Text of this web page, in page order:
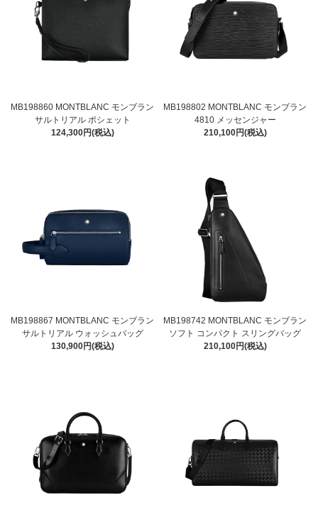
MB198860 MONTBLANC モンブラン
サルトリアル ポシェット
124,300円(税込)
MB198802 MONTBLANC モンブラン
4810 メッセンジャー
210,100円(税込)
MB198867 MONTBLANC モンブラン
サルトリアル ウォッシュバッグ
130,900円(税込)
MB198742 MONTBLANC モンブラン
ソフト コンパクト スリングバッグ
210,100円(税込)